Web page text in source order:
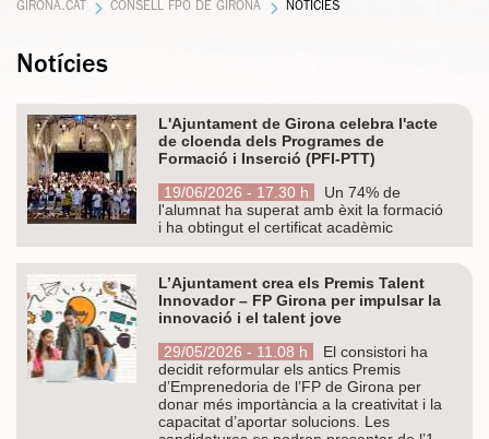
GIRONA.CAT CONSELL FPO DE GIRONA NOTÍCIES
Notícies
L'Ajuntament de Girona celebra l'acte
de cloenda dels Programes de
Formació i Inserció (PFI-PTT)
19/06/2026 - 17.30 h
Un 74% de
l'alumnat ha superat amb èxit la formació
i ha obtingut el certificat acadèmic
L’Ajuntament crea els Premis Talent
Innovador – FP Girona per impulsar la
innovació i el talent jove
29/05/2026 - 11.08 h
El consistori ha
decidit reformular els antics Premis
d’Emprenedoria de l’FP de Girona per
donar més importància a la creativitat i la
capacitat d’aportar solucions. Les